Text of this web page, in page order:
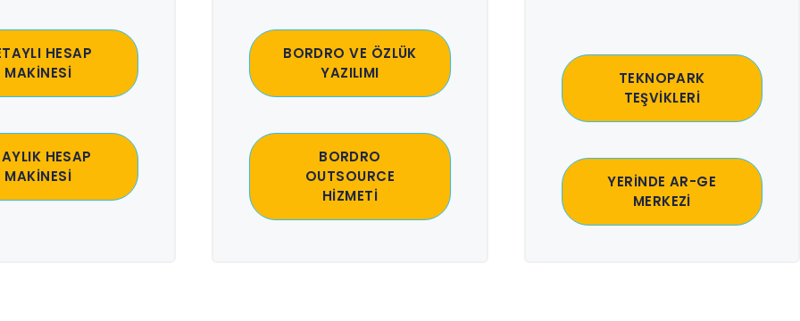
HESAP
MAKİNESİ
HESAP
MAKİNESİ
BORDRO VE ÖZLÜK
YAZILIMI
BORDRO
OUTSOURCE
HİZMETİ
TEKNOPARK
TEŞVİKLERİ
YERİNDE AR-GE
MERKEZİ